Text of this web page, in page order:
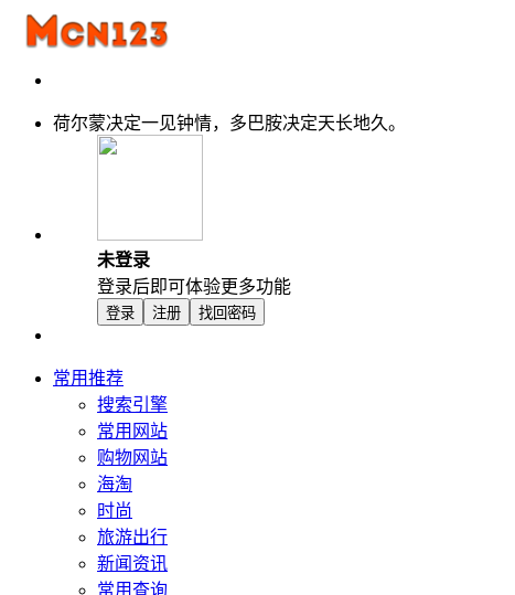
荷尔蒙决定一见钟情，多巴胺决定天长地久。
未登录
登录后即可体验更多功能
登录 注册 找回密码
常用推荐
搜索引擎
常用网站
购物网站
海淘
时尚
旅游出行
新闻资讯
常用查询